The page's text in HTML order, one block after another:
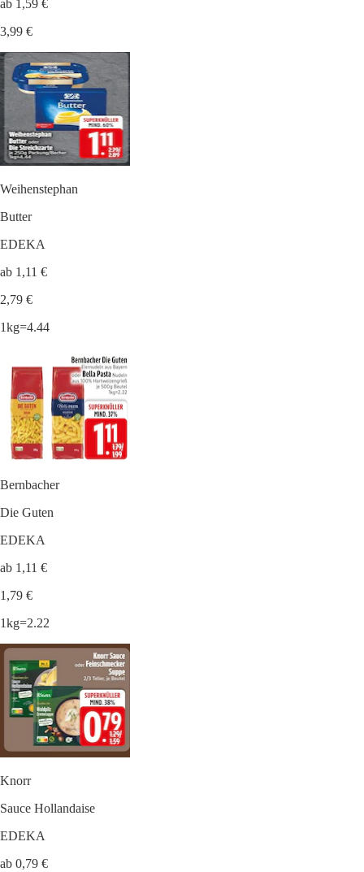
ab 1,59 €
3,99 €
Weihenstephan
Butter
EDEKA
ab 1,11 €
2,79 €
1kg=4.44
Bernbacher
Die Guten
EDEKA
ab 1,11 €
1,79 €
1kg=2.22
Knorr
Sauce Hollandaise
EDEKA
ab 0,79 €